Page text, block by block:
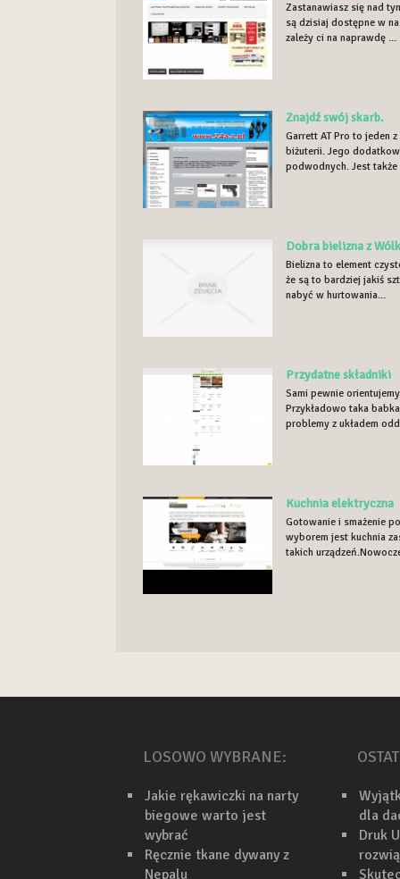
Zastanawiasz się nad
są dzisiaj dostępne w
zależy ci na naprawdę ...
Znajdź swój skarb.
Garrett AT Pro to jeden
biżuterii. Jego
podwodnych. Jest także
Dobra bielizna z
Bielizna to element
że są to bardziej jakiś
nabyć w hurtowania...
Przydatne składniki
Sami pewnie
Przykładowo taka
problemy z układem
Kuchnia elektryczna
Gotowanie i smażenie
wyborem jest kuchnia
takich
LOSOWO WYBRANE:
Jakie rękawiczki na narty
biegowe warto jest
wybrać
Ręcznie tkane dywany z
Nepalu
dla
Druk